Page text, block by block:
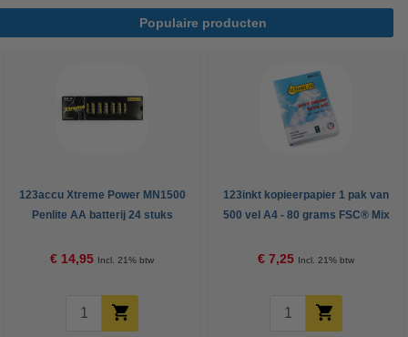
Populaire producten
123accu Xtreme Power MN1500
Penlite AA batterij 24 stuks
€ 14,95 Incl. 21% btw
123inkt kopieerpapier 1 pak van
500 vel A4 - 80 grams FSC® Mix
€ 7,25 Incl. 21% btw